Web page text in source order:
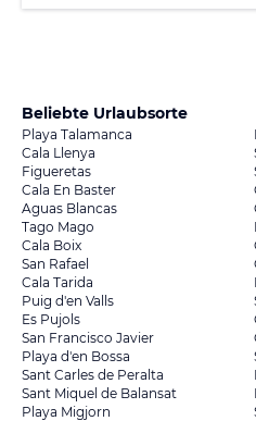
Beliebte Urlaubsorte
Playa Talamanca
Cala Llenya
Figueretas
Cala En Baster
Aguas Blancas
Tago Mago
Cala Boix
San Rafael
Cala Tarida
Puig d'en Valls
Es Pujols
San Francisco Javier
Playa d'en Bossa
Sant Carles de Peralta
Sant Miquel de Balansat
Playa Migjorn